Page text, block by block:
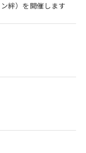
絆）を開催します